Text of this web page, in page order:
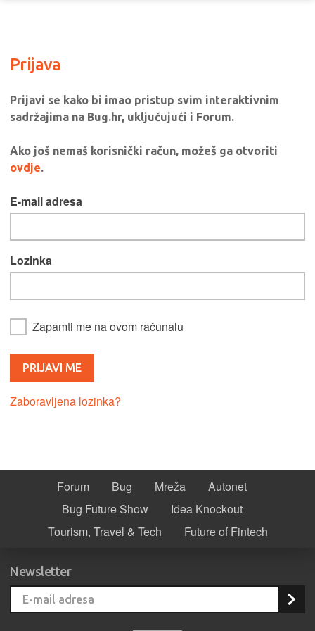
Prijava
Prijavi se kako bi imao pristup svim interaktivnim
sadržajima na Bug.hr, uključujući i Forum.
Ako još nemaš korisnički račun, možeš ga otvoriti
ovdje.
E-mail adresa
Lozinka
Zapamti me na ovom računalu
Zaboravljena lozinka?
Forum Bug Mreža
Autonet
Bug Future Show
Idea Knockout
Tourism, Travel & Tech
Future of Fintech
Newsletter